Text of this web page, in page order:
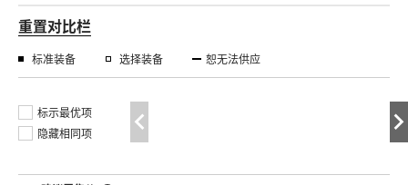
重置对比栏
标准装备 选择装备 恕无法供应
标示最优项
隐藏相同项